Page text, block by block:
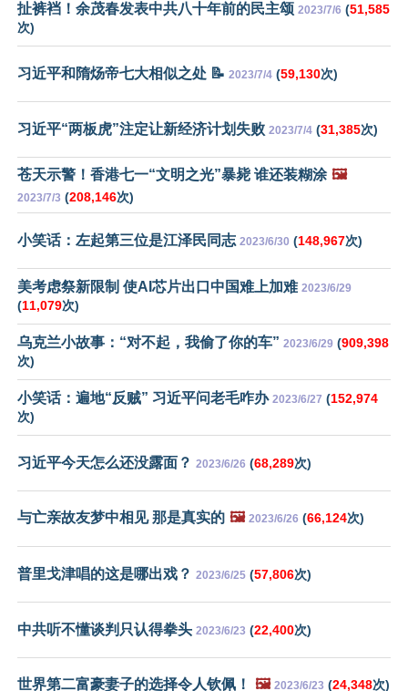
扯裤裆！余茂春发表中共八十年前的民主颂 2023/7/6 (51,585
次)
习近平和隋炀帝七大相似之处 📝 2023/7/4 (59,130次)
习近平“两板虎”注定让新经济计划失败 2023/7/4 (31,385次)
苍天示警！香港七一“文明之光”暴毙 谁还装糊涂 🖼️
2023/7/3 (208,146次)
小笑话：左起第三位是江泽民同志 2023/6/30 (148,967次)
美考虑祭新限制 使AI芯片出口中国难上加难 2023/6/29
(11,079次)
乌克兰小故事：“对不起，我偷了你的车” 2023/6/29 (909,398
次)
小笑话：遍地“反贼” 习近平问老毛咋办 2023/6/27 (152,974
次)
习近平今天怎么还没露面？ 2023/6/26 (68,289次)
与亡亲故友梦中相见 那是真实的 🖼️ 2023/6/26 (66,124次)
普里戈津唱的这是哪出戏？ 2023/6/25 (57,806次)
中共听不懂谈判只认得拳头 2023/6/23 (22,400次)
世界第二富豪妻子的选择令人钦佩！ 🖼️ 2023/6/23 (24,348次)